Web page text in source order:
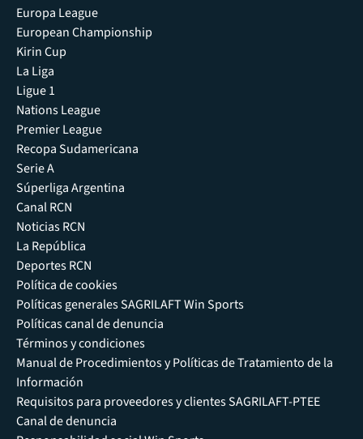
Europa League
European Championship
Kirin Cup
La Liga
Ligue 1
Nations League
Premier League
Recopa Sudamericana
Serie A
Súperliga Argentina
Canal RCN
Noticias RCN
La República
Deportes RCN
Política de cookies
Políticas generales SAGRILAFT Win Sports
Políticas canal de denuncia
Términos y condiciones
Manual de Procedimientos y Políticas de Tratamiento de la
Información
Requisitos para proveedores y clientes SAGRILAFT-PTEE
Canal de denuncia